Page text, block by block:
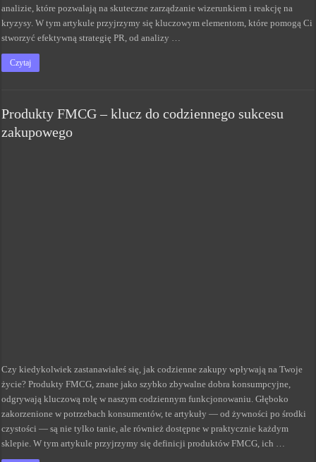
analizie, które pozwalają na skuteczne zarządzanie wizerunkiem i reakcję na
kryzysy. W tym artykule przyjrzymy się kluczowym elementom, które pomogą Ci
stworzyć efektywną strategię PR, od analizy …
Czytaj
Produkty FMCG – klucz do codziennego sukcesu
zakupowego
Czy kiedykolwiek zastanawiałeś się, jak codzienne zakupy wpływają na Twoje
życie? Produkty FMCG, znane jako szybko zbywalne dobra konsumpcyjne,
odgrywają kluczową rolę w naszym codziennym funkcjonowaniu. Głęboko
zakorzenione w potrzebach konsumentów, te artykuły — od żywności po środki
czystości — są nie tylko tanie, ale również dostępne w praktycznie każdym
sklepie. W tym artykule przyjrzymy się definicji produktów FMCG, ich …